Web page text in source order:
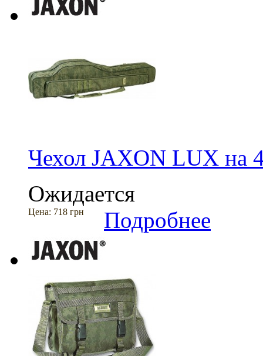
Чехол JAXON LUX на
Ожидается
Цена: 718 грн Подробнее